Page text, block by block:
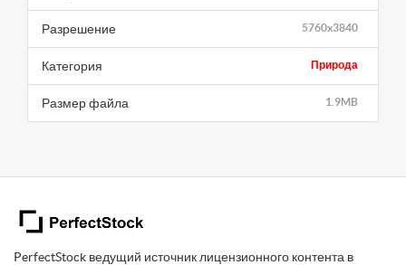
5760x3840
Разрешение
Природа
Категория
1.9MB
Размер файла
PerfectStock ведущий источник лицензионного контента в